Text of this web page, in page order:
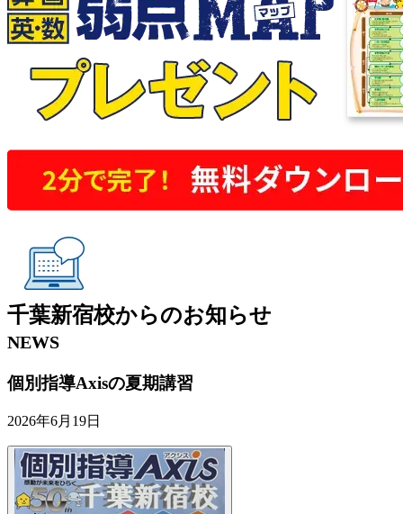
千葉新宿校からのお知らせ
NEWS
個別指導Axisの夏期講習
2026年6月19日